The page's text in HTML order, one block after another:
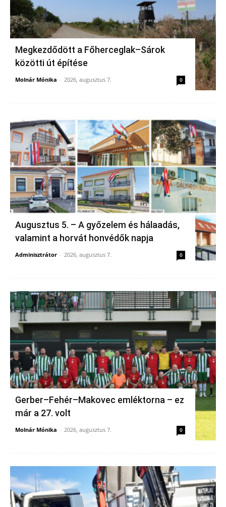
Megkezdődött a Főherceglak–Sárok
közötti út építése
Molnár Mónika - 2026, augusztus 7. 0
Augusztus 5. – A győzelem és hálaadás,
valamint a horvát honvédők napja
Adminisztrátor - 2026, augusztus 7. 0
Gerber–Fehér–Makovec emléktorna – ez
már a 27. volt
Molnár Mónika - 2026, augusztus 7. 0